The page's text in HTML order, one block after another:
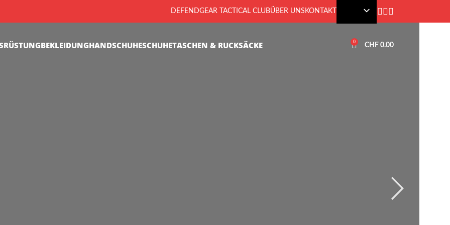
DEFENDGEAR TACTICAL CLUBÜBER UNS KONTAKT
BEKLEIDUNGHANDSCHUHESCHUHETASCHEN & RUCKSÄCKE 0 CHF 0.00